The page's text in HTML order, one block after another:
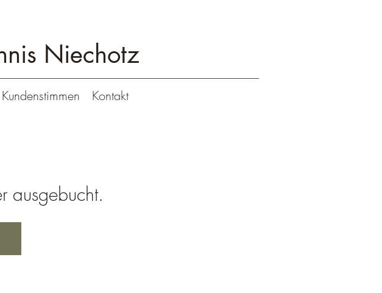
Niechotz
Kundenstimmen Kontakt
ausgebucht.